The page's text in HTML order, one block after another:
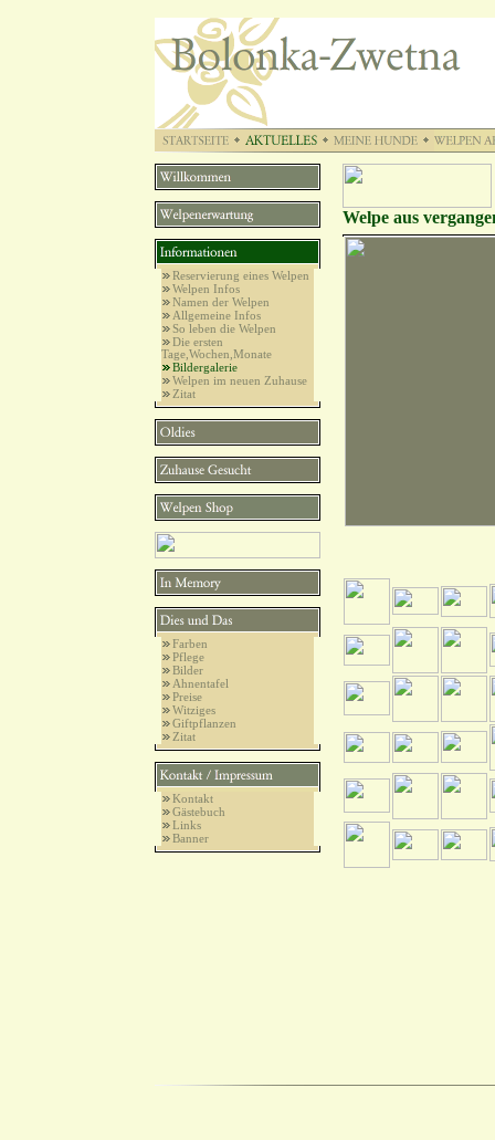
Reservierung eines Welpen
Welpen Infos
Namen der Welpen
Allgemeine Infos
So leben die Welpen
Die ersten
Tage,Wochen,Monate
Bildergalerie
Welpen im neuen Zuhause
Zitat
Farben
Pflege
Bilder
Ahnentafel
Preise
Witziges
Giftpflanzen
Zitat
Kontakt
Gästebuch
Links
Banner
Welpe aus